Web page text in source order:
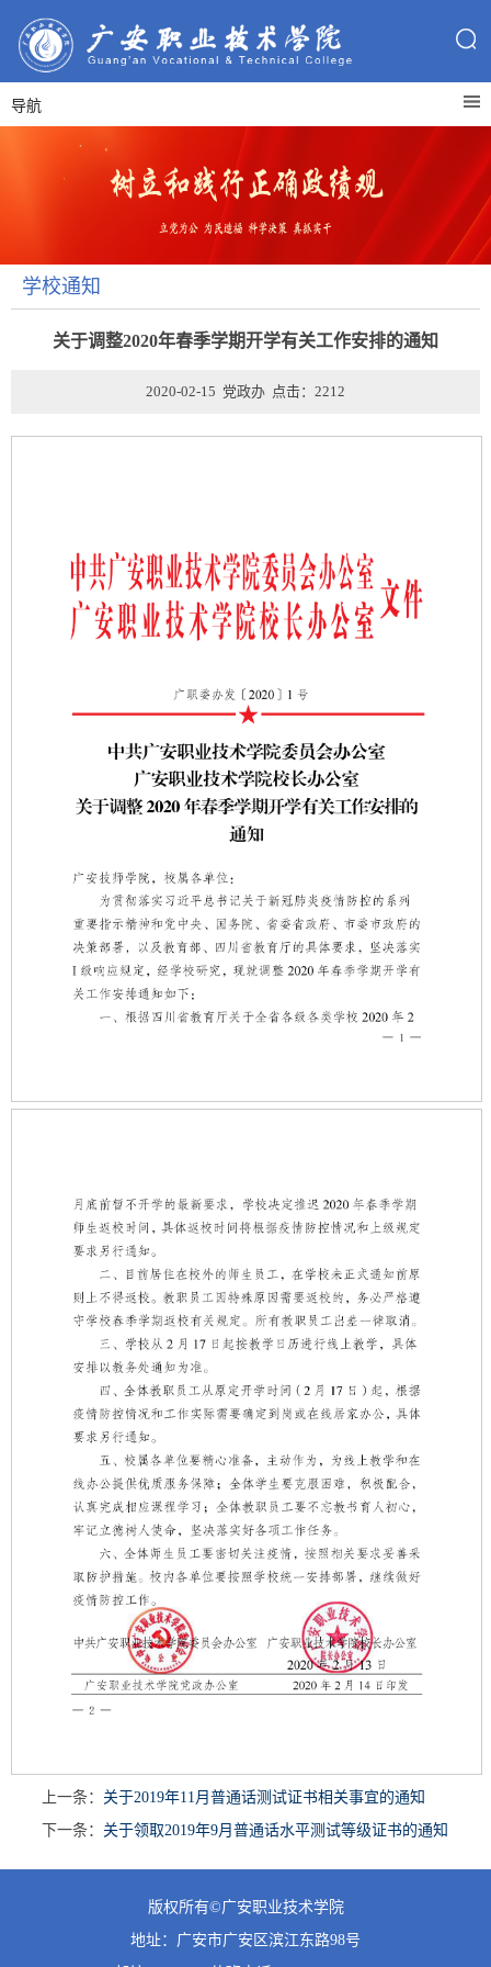
导航
学校通知
关于调整2020年春季学期开学有关工作安排的通知
2020-02-15 党政办 点击： 2212
上一条： 关于2019年11月普通话测试证书相关事宜的通知
下一条： 关于领取2019年9月普通话水平测试等级证书的通知
版权所有©广安职业技术学院
地址：广安市广安区滨江东路98号